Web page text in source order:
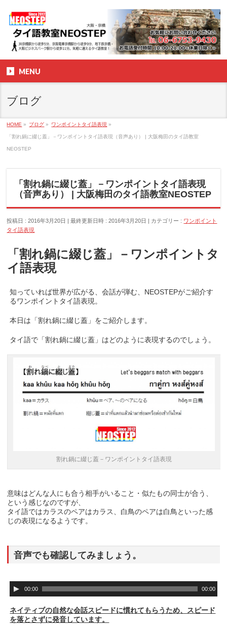
MENU
ブログ
HOME » ブログ » ワンポイントタイ語表現 »
「割れ鍋に綴じ蓋」－ワンポイントタイ語表現（音声あり） | 大阪梅田のタイ語教室
NEOSTEP
「割れ鍋に綴じ蓋」－ワンポイントタイ語表現
（音声あり） | 大阪梅田のタイ語教室NEOSTEP
投稿日 : 2016年3月20日 最終更新日時 : 2016年3月20日 カテゴリー : ワンポイント
タイ語表現
「割れ鍋に綴じ蓋」－ワンポイントタ
イ語表現
知っていれば世界が広がる、会話が弾む、NEOSTEPがご紹介す
るワンポイントタイ語表現。
本日は「割れ鍋に綴じ蓋」をご紹介します。
タイ語で「割れ鍋に綴じ蓋」はどのように表現するのでしょう。
割れ鍋に綴じ蓋－ワンポイントタイ語表現
意味はどんな人にも合う相手がいること・似たもの同士が合う、
という感じなのですが、
タイ語ではカラスのペアはカラス、白鳥のペアは白鳥といった感
じの表現になるようです。
音声でも確認してみましょう。
音
声
レ
ー
00:00 00:00
ネイティブの自然な会話スピードに慣れてもらうため、スピード
を落とさずに発音しています。